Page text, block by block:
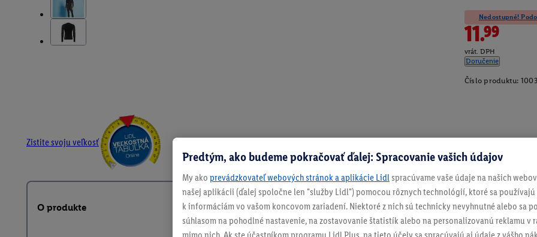
Nedostupné!
11.99
vrát. DPH
Doručenie
Číslo produktu:
Zistite svoju veľkosť
O produkte
Predtým, ako budeme pokračovať ďalej: Spracovanie vašich údajov
My ako prevádzkovateľ webových stránok a aplikácie Lidl spracúvame vaše údaje na našich
našej aplikácii (ďalej spoločne len "služby Lidl") pomocou rôznych technológií, ktoré sa
k informáciám vo vašom koncovom zariadení. Niektoré z nich sú technicky nevyhnutné alebo sa
súhlasom na pohodlné nastavenie, na zostavovanie štatistík alebo na personalizovanú reklamu v
mimo nich. Ak ste účastníkom programu Lidl Plus, na tieto účely sa spracúvajú aj údaje z vášho